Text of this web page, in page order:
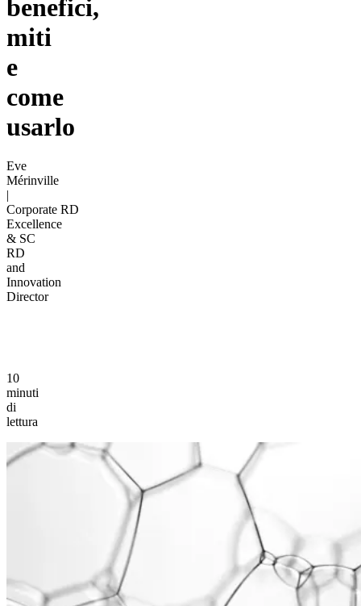
benefici,
miti
e
come
usarlo
Eve
Mérinville
|
Corporate RD
Excellence
& SC
RD
and
Innovation
Director
10
minuti
di
lettura